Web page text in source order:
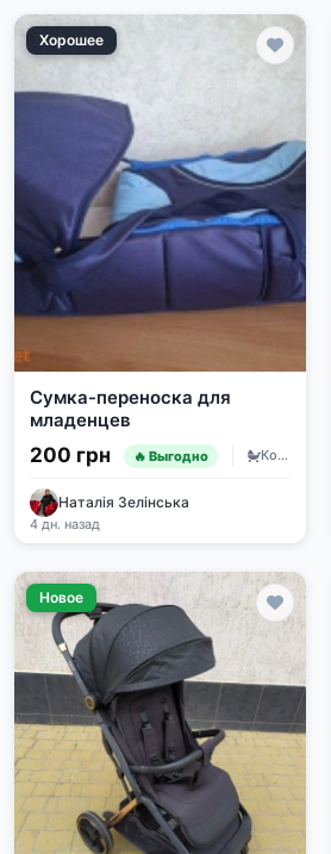
Хорошее
Сумка-переноска для
младенцев
200 грн 🔥 Выгодно Коляски и автокресла
Наталія Зелінська
4 дн. назад
Новое